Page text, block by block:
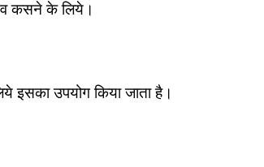
कसने के लिये।
इसका उपयोग किया जाता है।